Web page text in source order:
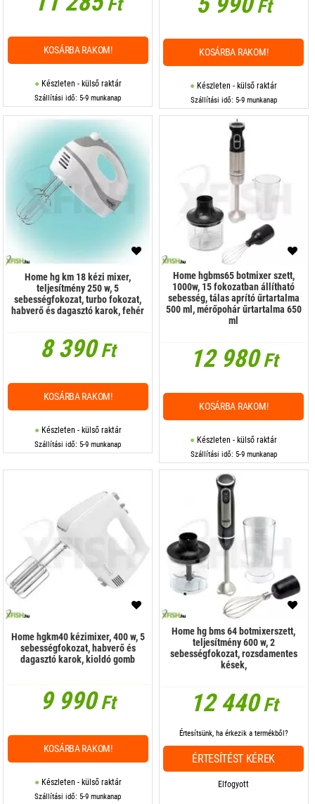
Konyhai mérleg
Konyhai páraelszívó
Mikrohullámú sütő, minisütő
Műanyag poharak
Olajsütő, főzőlap
Porszívó, hamuporszívó
Serpenyő, wok
Szeletelőgép
Szendvicssütő, gofrisütő
Turmix, daráló
Univerzális robotgép
Vasaló
Készleten - külső raktár
Szállítási idő: 5-9 munkanap
KOSÁRBA RAKOM!
Ft
Készleten - külső raktár
Szállítási idő: 5-9 munkanap
KOSÁRBA RAKOM!
Home hg km 18 kézi mixer,
teljesítmény 250 w, 5
sebességfokozat, turbo fokozat,
habverő és dagasztó karok, fehér
8 390Ft
Készleten - külső raktár
Szállítási idő: 5-9 munkanap
KOSÁRBA RAKOM!
Home hgbms65 botmixer szett,
1000w, 15 fokozatban állítható
sebesség, tálas aprító űrtartalma
500 ml, mérőpohár űrtartalma 650
ml
12 980Ft
Készleten - külső raktár
Szállítási idő: 5-9 munkanap
KOSÁRBA RAKOM!
Home hgkm40 kézimixer, 400 w, 5
sebességfokozat, habverő és
dagasztó karok, kioldó gomb
9 990Ft
Készleten - külső raktár
Szállítási idő: 5-9 munkanap
KOSÁRBA RAKOM!
Home hg bms 64 botmixerszett,
teljesítmény 600 w, 2
sebességfokozat, rozsdamentes
kések,
12 440Ft
Elfogyott
Értesítsünk, ha érkezik a termékből?
ÉRTESÍTÉST KÉREK